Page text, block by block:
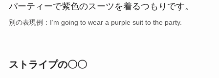
パーティーで紫色のスーツを着るつもりです。
別の表現例：I’m going to wear a purple suit to the party.
ストライプの〇〇